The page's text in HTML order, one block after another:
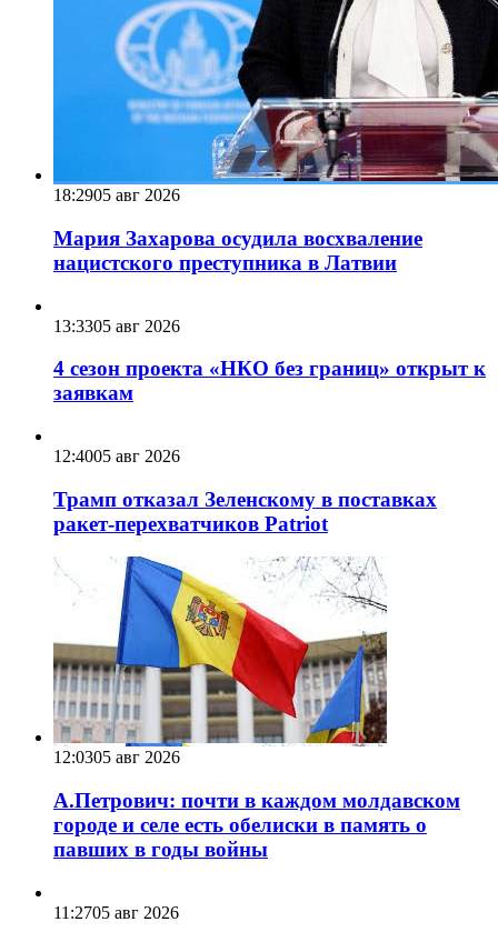
18:2905 авг 2026
Мария Захарова осудила восхваление
нацистского преступника в Латвии
13:3305 авг 2026
4 сезон проекта «НКО без границ» открыт к
заявкам
12:4005 авг 2026
Трамп отказал Зеленскому в поставках
ракет-перехватчиков Patriot
12:0305 авг 2026
А.Петрович: почти в каждом молдавском
городе и селе есть обелиски в память о
павших в годы войны
11:2705 авг 2026